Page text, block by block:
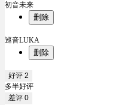
初音未来
删除
巡音LUKA
删除
好评 2
多半好评
差评 0